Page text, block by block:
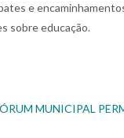
e
sobre educação.
MUNICIPAL